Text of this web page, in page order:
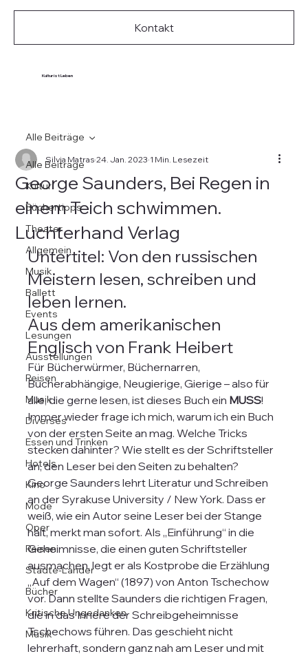
Kultur ist Leben
Kontakt
Alle Beiträge
Kultur
Büchertipps
Theater
Allgemein
Musik
Ballett
Events
Lesungen
Ausstellungen
Reisen
Musik
Diverses
Essen und Trinken
Hotels
Kino
Mode
Oper
Reisen
Städte-Länder
Bücher
Kritische Ungedanken
Musik
Alle Beiträge
George Saunders, Bei Regen in
einem Teich schwimmen.
Luchterhand Verlag
Silvia Matras 24. Jan. 2023 1 Min. Lesezeit
Untertitel: Von den russischen
Meistern lesen, schreiben und
leben lernen.
Aus dem amerikanischen
Englisch von Frank Heibert
Für Bücherwürmer, Büchernarren,
Bücherabhängige, Neugierige, Gierige – also für
alle, die gerne lesen, ist dieses Buch ein MUSS!
Immer wieder frage ich mich, warum ich ein Buch
von der ersten Seite an mag. Welche Tricks
stecken dahinter? Wie stellt es der Schriftsteller
an, den Leser bei den Seiten zu behalten?
George Saunders lehrt Literatur und Schreiben
an der Syrakuse University / New York. Dass er
weiß, wie ein Autor seine Leser bei der Stange
hält, merkt man sofort. Als „Einführung“ in die
Geheimnisse, die einen guten Schriftsteller
ausmachen, legt er als Kostprobe die Erzählung
„Auf dem Wagen“ (1897) von Anton Tschechow
vor. Dann stellte Saunders die richtigen Fragen,
die in das Innere der Schreibgeheimnisse
Tschechows führen. Das geschieht nicht
lehrerhaft, sondern ganz nah am Leser und mit